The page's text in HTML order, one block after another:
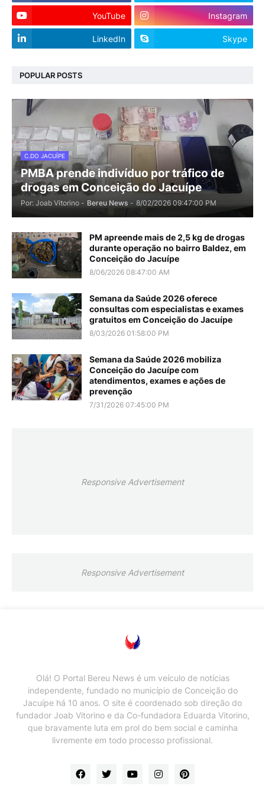
YouTube Instagram
LinkedIn Skype
POPULAR POSTS
C.DO JACUÍPE
PMBA prende indivíduo por tráfico de
drogas em Conceição do Jacuípe
Por: Joab Vitorino - Bereu News - 8/02/2026 09:47:00 PM
PM apreende mais de 2,5 kg de drogas
durante operação no bairro Baldez, em
Conceição do Jacuípe
8/06/2026 08:47:00 AM
Semana da Saúde 2026 oferece
consultas com especialistas e exames
gratuitos em Conceição do Jacuípe
8/03/2026 01:58:00 PM
Semana da Saúde 2026 mobiliza
Conceição do Jacuípe com
atendimentos, exames e ações de
prevenção
7/31/2026 07:45:00 PM
Responsive Advertisement
Responsive Advertisement
Olá! O Portal Bereu News é um veículo de notícias
independente, fundado no município de Conceição do
Jacuípe há 10 anos. O site é coordenado sob direção do
fundador Joab Vitorino e da Co-fundadora Eduarda Vitorino,
que bravamente luta em prol do bem social e caminha
livremente em todo processo profissional.